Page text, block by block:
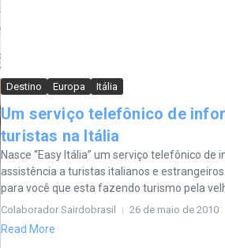
Destino Europa Itália
Um serviço telefônico de
turistas na Itália
Nasce “Easy Itália” um serviço telefônico
assistência a turistas italianos e
para você que esta fazendo turismo pela
Colaborador Sairdobrasil 26 de maio de 2010
Read More